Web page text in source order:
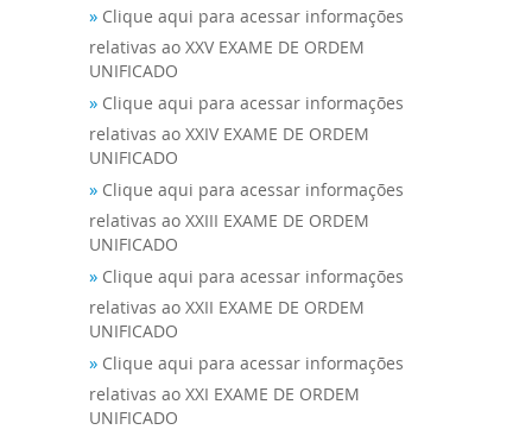
» Clique aqui para acessar informações
relativas ao XXV EXAME DE ORDEM
UNIFICADO
» Clique aqui para acessar informações
relativas ao XXIV EXAME DE ORDEM
UNIFICADO
» Clique aqui para acessar informações
relativas ao XXIII EXAME DE ORDEM
UNIFICADO
» Clique aqui para acessar informações
relativas ao XXII EXAME DE ORDEM
UNIFICADO
» Clique aqui para acessar informações
relativas ao XXI EXAME DE ORDEM
UNIFICADO